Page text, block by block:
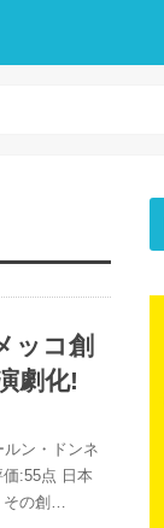
ッコ創
劇化!
ン・ドンネ
:55点 日本
その創…